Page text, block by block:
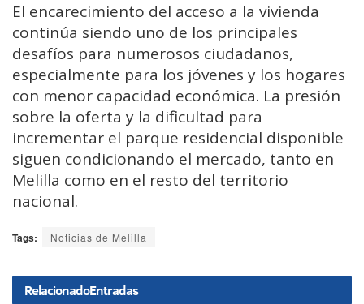
El encarecimiento del acceso a la vivienda
continúa siendo uno de los principales
desafíos para numerosos ciudadanos,
especialmente para los jóvenes y los hogares
con menor capacidad económica. La presión
sobre la oferta y la dificultad para
incrementar el parque residencial disponible
siguen condicionando el mercado, tanto en
Melilla como en el resto del territorio
nacional.
Tags: Noticias de Melilla
RelacionadoEntradas